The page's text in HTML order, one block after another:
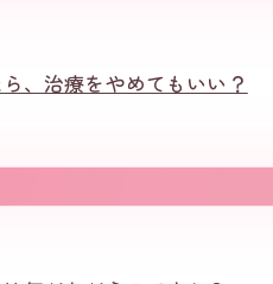
、治療をやめてもいい？